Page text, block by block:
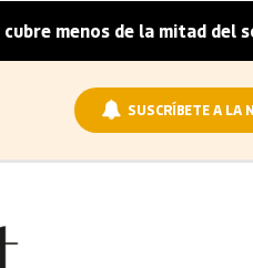
de la mitad del
SUSCRÍBETE A LA